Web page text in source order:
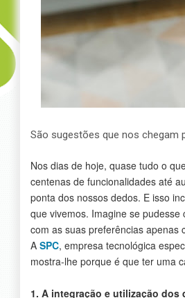
São sugestões que nos chegam
Nos dias de hoje, quase tudo o
centenas de funcionalidades até
ponta dos nossos dedos. E isso
que vivemos. Imagine se
com as suas preferências apenas
A SPC, empresa tecnológica
mostra-lhe porque é que ter uma
1. A integração e utilização